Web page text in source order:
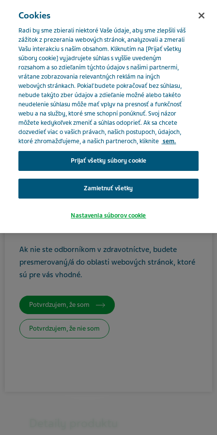
Ste odborný pracovník v
zdravotníctve?
Na prístup do tejto časti musíte byť pracovníkom v
zdravotníctve, pretože materiály obsiahnuté v tejto
oblasti sú určené špeciálne pre odborníkov.
Klepnutím na príslušné tlačidlo nižšie potvrďte, že
Ak nie ste odborníkom v zdravotníctve, budete
presmerovaný/á do oblasti webových stránok, ktoré
sú pre vás vhodné.
Potvrdzujem, že som
Potvrdzujem, že nie som
Slovakia Naše produkty
Katalóg produktov
Tamsulosin-Teva 0,4mg
Tamsulosin-Teva 0,4mg
UROLOGIKÁ
Predpis:
Tlačiť / Uložiť ako PDF
Cookies
Radi by sme zbierali niektoré Vaše údaje, aby sme zlepšili váš
zážitok z prezerania webových stránok, analyzovali a zmerali
Vašu interakciu s naším obsahom. Kliknutím na [Prijať všetky
súbory cookie] vyjadrujete súhlas s vyššie uvedeným
rozsahom a so zdieľaním týchto údajov s našimi partnermi,
vrátane zobrazovania relevantných reklám na iných
webových stránkach. Pokiaľ budete pokračovať bez súhlasu,
nebude takýto zber údajov a zdieľanie možné alebo takéto
neudelenie súhlasu môže mať vplyv na presnosť a funkčnosť
webu a na služby, ktoré sme schopní ponúknuť. Svoj názor
môžete kedykoľvek zmeniť a súhlas odoprieť. Ak sa chcete
dozvedieť viac o vašich právach, našich postupoch, údajoch,
ktoré zhromažďujeme, a našich partneroch, kliknite sem.
Prijať všetky súbory cookie
Zamietnuť všetky
Nastavenia súborov cookie